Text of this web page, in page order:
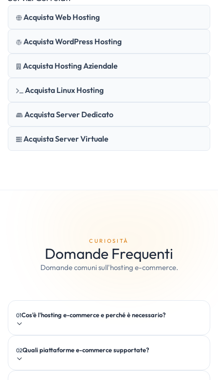
Acquista Web Hosting
Acquista WordPress Hosting
Acquista Hosting Aziendale
Acquista Linux Hosting
Acquista Server Dedicato
Acquista Server Virtuale
CURIOSITÀ
Domande Frequenti
Domande comuni sull'hosting e-commerce.
01Cos'è l'hosting e-commerce e perché è necessario?
funzionamento ininterrotto
02Quali piattaforme e-commerce supportate?